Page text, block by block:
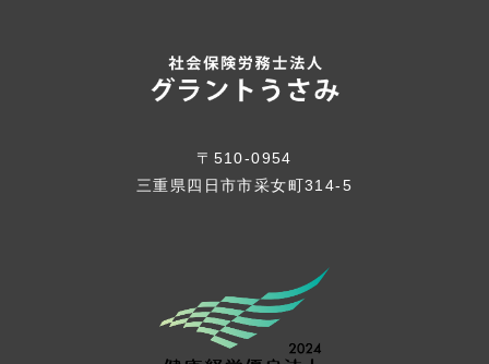
〒510-0954
三重県四日市市采女町314-5